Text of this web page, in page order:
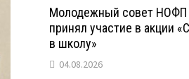
Молодежный совет НОФП
принял участие в акции
в школу»
04.08.2026